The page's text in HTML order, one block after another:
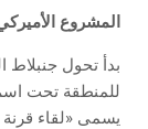
المشروع
بدأ تحول جنبلاط
للمنطقة تحت
يسمى «لقاء